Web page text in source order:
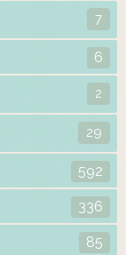
7
6
2
29
592
336
85